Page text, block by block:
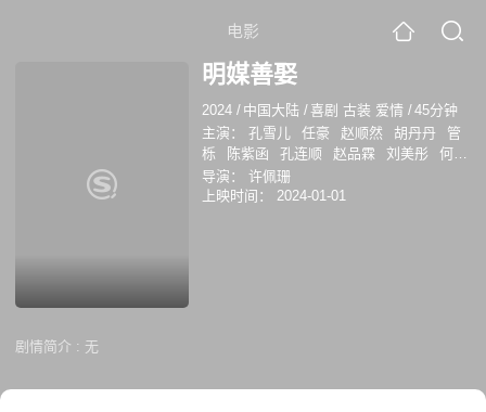
电影
明媒善娶
2024 / 中国大陆 /喜剧 古装 爱情 /45分钟
主演：
孔雪儿 任豪 赵顺然 胡丹丹
管
栎
陈紫函 孔连顺 赵品霖 刘美彤
何奉
天
导演：
许佩珊
上映时间：
2024-01-01
剧情简介 : 无